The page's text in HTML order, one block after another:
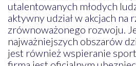
utalentowanych młodych
aktywny udział w akcjach na
zrównoważonego rozwoju.
najważniejszych obszarów
jest również wspieranie